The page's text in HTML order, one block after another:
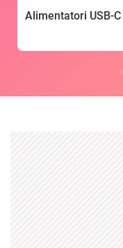
Alimentatori USB-C